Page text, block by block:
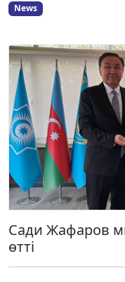
News
Сади Жафаров
өтті